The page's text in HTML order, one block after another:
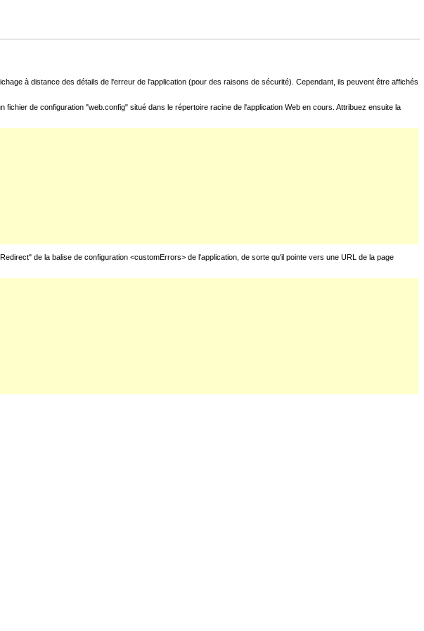
à distance des détails de l'erreur de l'application (pour des raisons de sécurité). Cependant, ils peuvent être affichés
de configuration "web.config" situé dans le répertoire racine de l'application Web en cours. Attribuez ensuite la
de la balise de configuration <customErrors> de l'application, de sorte qu'il pointe vers une URL de la page